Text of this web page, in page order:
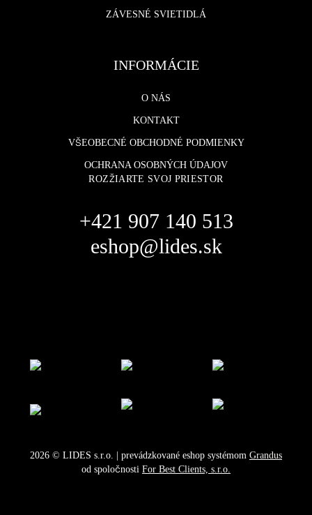
ZÁVESNÉ SVIETIDLÁ
INFORMÁCIE
O NÁS
KONTAKT
VŠEOBECNÉ OBCHODNÉ PODMIENKY
OCHRANA OSOBNÝCH ÚDAJOV
ROZŽIARTE SVOJ PRIESTOR
+421 907 140 513
eshop@lides.sk
2026 © LIDES s.r.o. | prevádzkované eshop systémom Grandus
od spoločnosti For Best Clients, s.r.o.